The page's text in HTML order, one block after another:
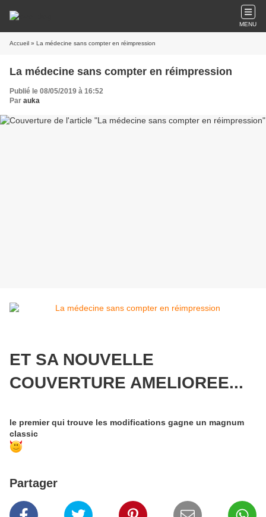
MENU
Accueil » La médecine sans compter en réimpression
La médecine sans compter en réimpression
Publié le 08/05/2019 à 16:52
Par auka
ET SA NOUVELLE
COUVERTURE AMELIOREE...
le premier qui trouve les modifications gagne un magnum
classic
Partager